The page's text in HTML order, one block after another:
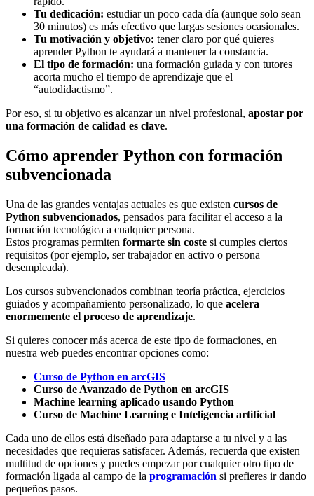
Tu dedicación: estudiar un poco cada día (aunque solo sean
30 minutos) es más efectivo que largas sesiones ocasionales.
Tu motivación y objetivo: tener claro por qué quieres
aprender Python te ayudará a mantener la constancia.
El tipo de formación: una formación guiada y con tutores
acorta mucho el tiempo de aprendizaje que el
“autodidactismo”.
Por eso, si tu objetivo es alcanzar un nivel profesional, apostar por
una formación de calidad es clave.
Cómo aprender Python con formación
subvencionada
Una de las grandes ventajas actuales es que existen cursos de
Python subvencionados, pensados para facilitar el acceso a la
formación tecnológica a cualquier persona.
Estos programas permiten formarte sin coste si cumples ciertos
requisitos (por ejemplo, ser trabajador en activo o persona
desempleada).
Los cursos subvencionados combinan teoría práctica, ejercicios
guiados y acompañamiento personalizado, lo que acelera
enormemente el proceso de aprendizaje.
Si quieres conocer más acerca de este tipo de formaciones, en
nuestra web puedes encontrar opciones como:
Curso de Python en arcGIS
Curso de Avanzado de Python en arcGIS
Machine learning aplicado usando Python
Curso de Machine Learning e Inteligencia artificial
Cada uno de ellos está diseñado para adaptarse a tu nivel y a las
necesidades que requieras satisfacer. Además, recuerda que existen
multitud de opciones y puedes empezar por cualquier otro tipo de
formación ligada al campo de la programación si prefieres ir dando
pequeños pasos.